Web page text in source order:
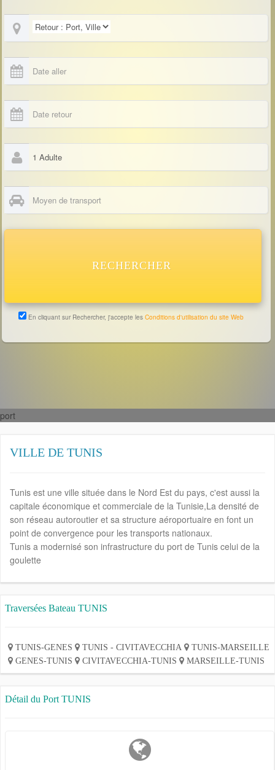
RECHERCHER
En cliquant sur Rechercher, j'accepte les Conditions d'utilisation du site Web
port
VILLE DE TUNIS
Tunis est une ville située dans le Nord Est du pays, c'est aussi la
capitale économique et commerciale de la Tunisie,La densité de
son réseau autoroutier et sa structure aéroportuaire en font un
point de convergence pour les transports nationaux.
Tunis a modernisé son infrastructure du port de Tunis celui de la
goulette
Traversées Bateau TUNIS
TUNIS-GENES TUNIS - CIVITAVECCHIA
TUNIS-MARSEILLE
GENES-TUNIS
CIVITAVECCHIA-TUNIS MARSEILLE-TUNIS
Détail du Port TUNIS